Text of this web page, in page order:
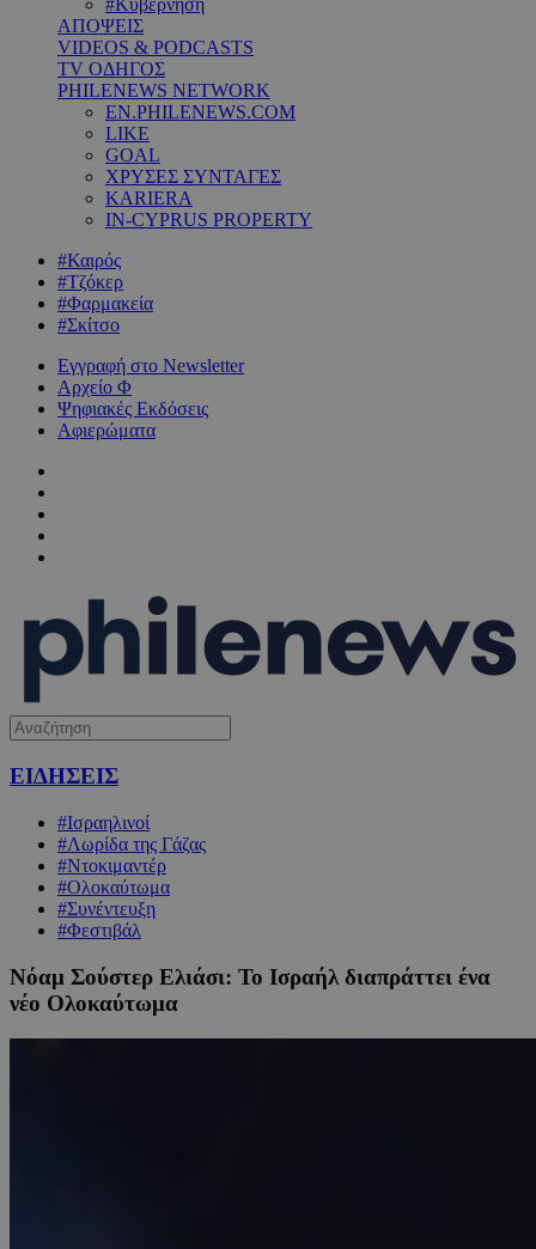
#Κυβέρνηση
ΑΠΟΨΕΙΣ
VIDEOS & PODCASTS
TV ΟΔΗΓΟΣ
PHILENEWS NETWORK
EN.PHILENEWS.COM
LIKE
GOAL
ΧΡΥΣΕΣ ΣΥΝΤΑΓΕΣ
KARIERA
IN-CYPRUS PROPERTY
#Καιρός
#Τζόκερ
#Φαρμακεία
#Σκίτσο
Εγγραφή στο Newsletter
Αρχείο Φ
Ψηφιακές Εκδόσεις
Αφιερώματα
ΕΙΔΗΣΕΙΣ
#Ισραηλινοί
#Λωρίδα της Γάζας
#Ντοκιμαντέρ
#Ολοκαύτωμα
#Συνέντευξη
#Φεστιβάλ
Νόαμ Σούστερ Ελιάσι: Το Ισραήλ διαπράττει ένα
νέο Ολοκαύτωμα